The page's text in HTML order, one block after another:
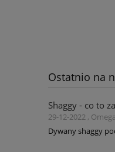
Ostatnio na
Shaggy - co to
29-12-2022 ,
Dywany shaggy